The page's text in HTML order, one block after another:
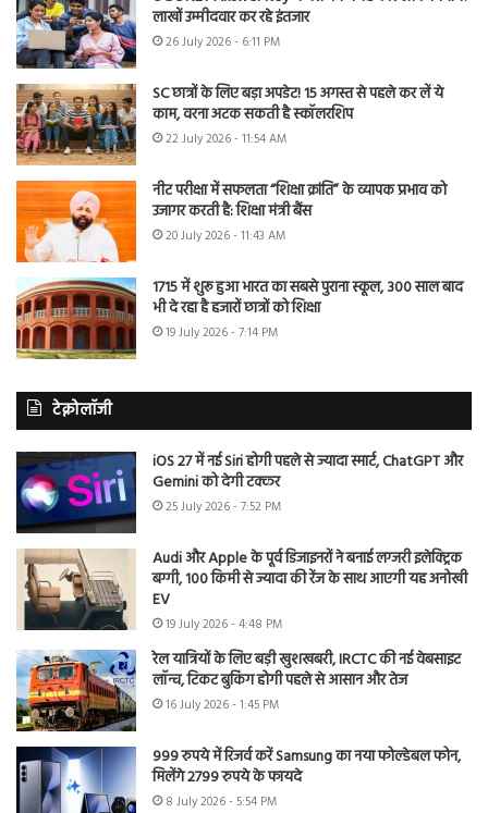
लाखों उम्मीदवार कर रहे इंतजार
26 July 2026 - 6:11 PM
SC छात्रों के लिए बड़ा अपडेट! 15 अगस्त से पहले कर लें ये
काम, वरना अटक सकती है स्कॉलरशिप
22 July 2026 - 11:54 AM
नीट परीक्षा में सफलता “शिक्षा क्रांति” के व्यापक प्रभाव को
उजागर करती है: शिक्षा मंत्री बैंस
20 July 2026 - 11:43 AM
1715 में शुरू हुआ भारत का सबसे पुराना स्कूल, 300 साल बाद
भी दे रहा है हजारों छात्रों को शिक्षा
19 July 2026 - 7:14 PM
टेक्नोलॉजी
iOS 27 में नई Siri होगी पहले से ज्यादा स्मार्ट, ChatGPT और
Gemini को देगी टक्कर
25 July 2026 - 7:52 PM
Audi और Apple के पूर्व डिजाइनरों ने बनाई लग्जरी इलेक्ट्रिक
बग्गी, 100 किमी से ज्यादा की रेंज के साथ आएगी यह अनोखी
EV
19 July 2026 - 4:48 PM
रेल यात्रियों के लिए बड़ी खुशखबरी, IRCTC की नई वेबसाइट
लॉन्च, टिकट बुकिंग होगी पहले से आसान और तेज
16 July 2026 - 1:45 PM
999 रुपये में रिजर्व करें Samsung का नया फोल्डेबल फोन,
मिलेंगे 2799 रुपये के फायदे
8 July 2026 - 5:54 PM